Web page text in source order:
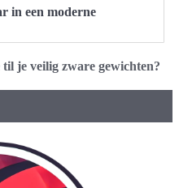
in een moderne
je veilig zware gewichten?